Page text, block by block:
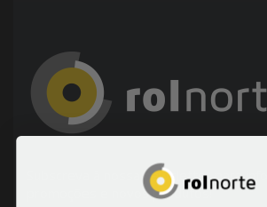
Subscreva à nossa newsletter para
promoções e novos produtos!